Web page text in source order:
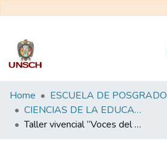
Communities
&
Collections
Home
ESCUELA DE POSGRADO
CIENCIAS DE LA EDUCACIÓN - DOCTORADO EN EDUCACIÓN
Taller vivencial “Voces del VRAEM” para fortalecer las competencias comunicativas en estudiantes de sexto grado de primaria del distrito de Kimbiri, Cusco 2024